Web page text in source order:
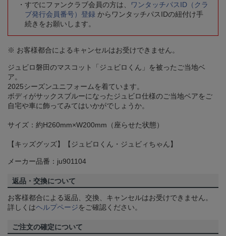
すでにファンクラブ会員の方は、
ワンタッチパスID（クラ
ブ発行会員番号）登録 からワンタッチパスIDの紐付け手
続きをお願いします。
※ お客様都合によるキャンセルはお受けできません。
ジュビロ磐田のマスコット「ジュビロくん」を被ったご当地ベ
ア。
2025シーズンユニフォームを着ています。
ボディがサックスブルーになったジュビロ仕様のご当地ベアをご
自宅や車に飾ってみてはいかがでしょうか。
サイズ：約H260mm×W200mm（座らせた状態）
【キッズグッズ】【ジュビロくん・ジュビィちゃん】
メーカー品番：ju901104
返品・交換について
お客様都合による返品、交換、キャンセルはお受けできません。
詳しくはヘルプページをご確認ください。
ご注文の確定について